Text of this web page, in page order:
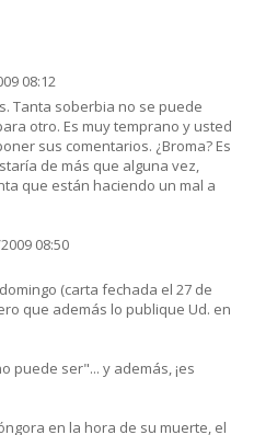
08:12
Tanta soberbia no se puede
otro. Es muy temprano y usted
sus comentarios. ¿Broma? Es
de más que alguna vez,
que están haciendo un mal a
08:50
(carta fechada el 27 de
que además lo publique Ud. en
puede ser"... y además, ¡es
en la hora de su muerte, el